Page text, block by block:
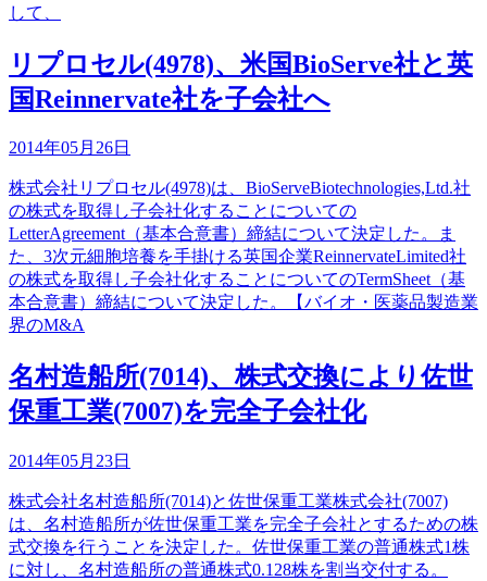
して、
リプロセル(4978)、米国BioServe社と英
国Reinnervate社を子会社へ
2014年05月26日
株式会社リプロセル(4978)は、BioServeBiotechnologies,Ltd.社
の株式を取得し子会社化することについての
LetterAgreement（基本合意書）締結について決定した。ま
た、3次元細胞培養を手掛ける英国企業ReinnervateLimited社
の株式を取得し子会社化することについてのTermSheet（基
本合意書）締結について決定した。【バイオ・医薬品製造業
界のM&A
名村造船所(7014)、株式交換により佐世
保重工業(7007)を完全子会社化
2014年05月23日
株式会社名村造船所(7014)と佐世保重工業株式会社(7007)
は、名村造船所が佐世保重工業を完全子会社とするための株
式交換を行うことを決定した。佐世保重工業の普通株式1株
に対し、名村造船所の普通株式0.128株を割当交付する。